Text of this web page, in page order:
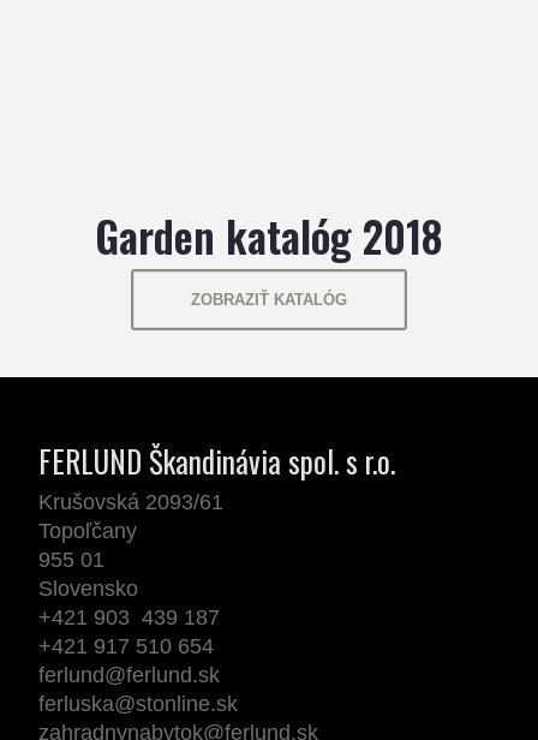
Garden katalóg 2018
ZOBRAZIŤ KATALÓG
FERLUND Škandinávia spol. s r.o.
Krušovská 2093/61
Topoľčany
955 01
Slovensko
+421 903 439 187
+421 917 510 654
ferlund@ferlund.sk
ferluska@stonline.sk
zahradnynabytok@ferlund.sk